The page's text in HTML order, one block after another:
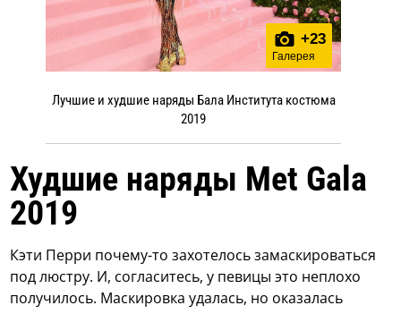
+23
Галерея
Лучшие и худшие наряды Бала Института костюма
2019
Худшие наряды Met Gala
2019
Кэти Перри почему-то захотелось замаскироваться
под люстру. И, согласитесь, у певицы это неплохо
получилось. Маскировка удалась, но оказалась